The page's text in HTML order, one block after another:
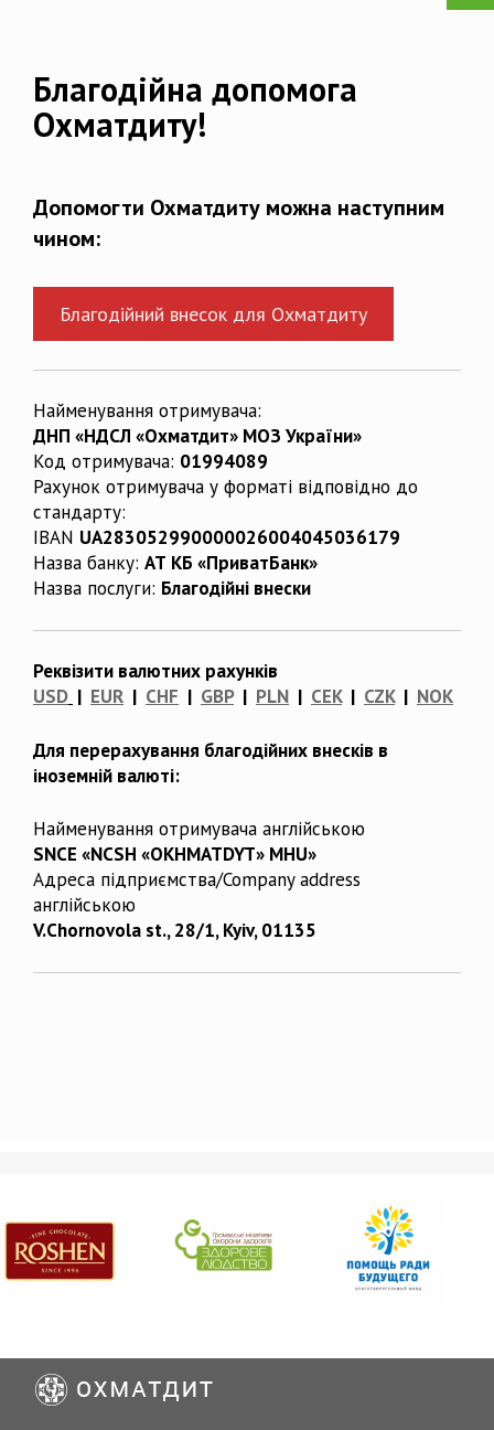
Благодійна допомога
Охматдиту!
Допомогти Охматдиту можна наступним
чином:
Благодійний внесок для Охматдиту
Найменування отримувача:
ДНП «НДСЛ «Охматдит» МОЗ України»
Код отримувача: 01994089
Рахунок отримувача у форматі відповідно до
стандарту:
IBAN UA283052990000026004045036179
Назва банку: АТ КБ «ПриватБанк»
Назва послуги: Благодійні внески
Реквізити валютних рахунків
USD | EUR | CHF | GBP| PLN | CEK| CZK| NOK
Для перерахування благодійних внесків в
іноземній валюті:
Найменування отримувача англійською
SNCE «NCSH «OKHMATDYT» MHU»
Адреса підприємства/Company address
англійською
V.Chornovola st., 28/1, Kyiv, 01135